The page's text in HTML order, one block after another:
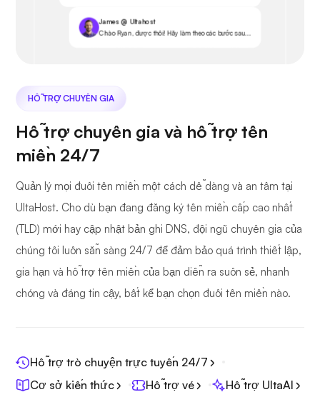
James @ Ultahost
Chào Ryan, được thôi! Hãy làm theo các bước sau...
HỖ TRỢ CHUYÊN GIA
Hỗ trợ chuyên gia và hỗ trợ tên
miền 24/7
Quản lý mọi đuôi tên miền một cách dễ dàng và an tâm tại
UltaHost. Cho dù bạn đang đăng ký tên miền cấp cao nhất
(TLD) mới hay cập nhật bản ghi DNS, đội ngũ chuyên gia của
chúng tôi luôn sẵn sàng 24/7 để đảm bảo quá trình thiết lập,
gia hạn và hỗ trợ tên miền của bạn diễn ra suôn sẻ, nhanh
chóng và đáng tin cậy, bất kể bạn chọn đuôi tên miền nào.
Hỗ trợ trò chuyện trực tuyến 24/7
Cơ sở kiến thức
Hỗ trợ vé Hỗ trợ UltaAI